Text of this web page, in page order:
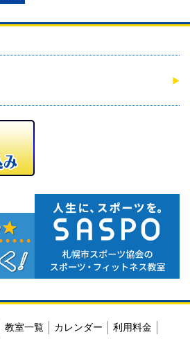
教室一覧 カレンダー 利用料金